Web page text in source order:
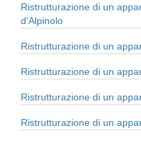
Ristrutturazione di un
d'Alpinolo
Ristrutturazione di un
Ristrutturazione di un
Ristrutturazione di un
Ristrutturazione di un